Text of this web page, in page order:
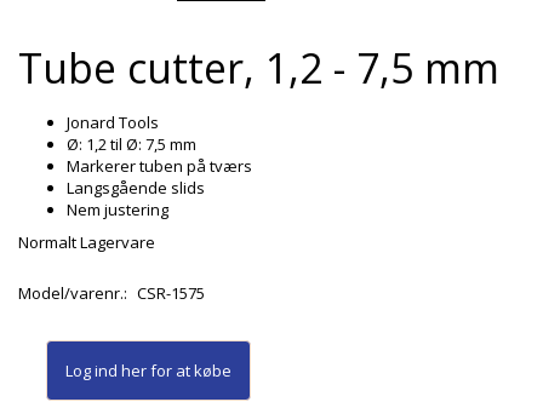
Tube cutter, 1,2 - 7,5 mm
Jonard Tools
Ø: 1,2 til Ø: 7,5 mm
Markerer tuben på tværs
Langsgående slids
Nem justering
Normalt Lagervare
Model/varenr.: CSR-1575
Log ind herfor at købe